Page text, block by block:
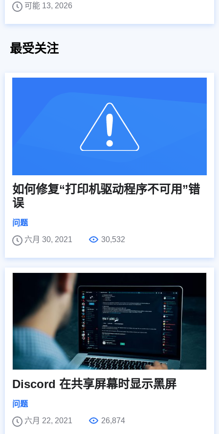
可能 13, 2026
最受关注
如何修复“打印机驱动程序不可用”错
误
问题
六月 30, 2021
30,532
Discord 在共享屏幕时显示黑屏
问题
六月 22, 2021
26,874